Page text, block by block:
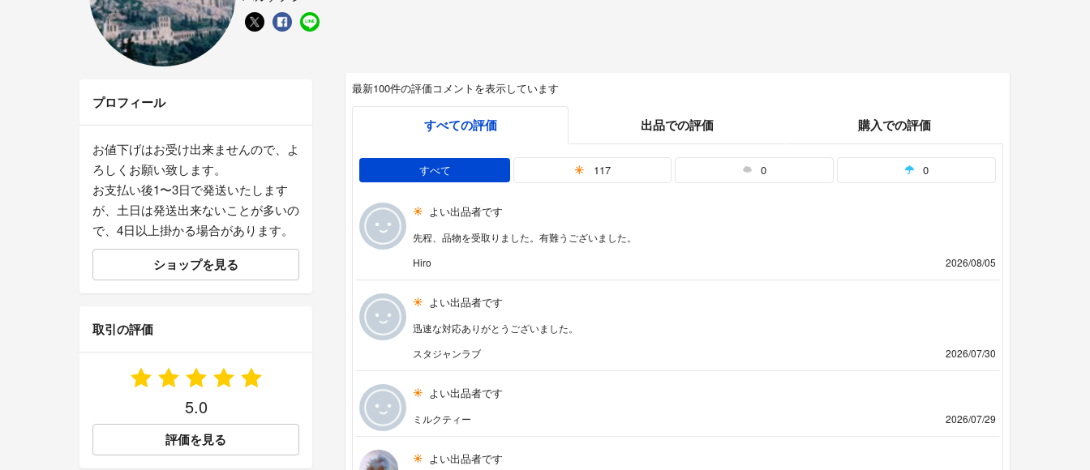
最新100件の評価コメントを表示しています
すべての評価 出品での評価 購入での評価
すべて 117 0 0
よい出品者です
先程、品物を受取りました。有難うございました。
Hiro
2026/08/05
よい出品者です
迅速な対応ありがとうございました。
スタジャンラブ
2026/07/30
よい出品者です
ミルクティー 2026/07/29
よい出品者です
プロフィール
お値下げはお受け出来ませんので、よ
ろしくお願い致します。
お支払い後1〜3日で発送いたします
が、土日は発送出来ないことが多いの
で、4日以上掛かる場合があります。
ショップを見る
取引の評価
5.0
評価を見る